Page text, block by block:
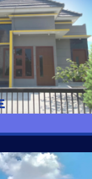
Pusat Kota dengan fasilitas
Parkir Mobil dengan 3
2 Kamar Mandi.